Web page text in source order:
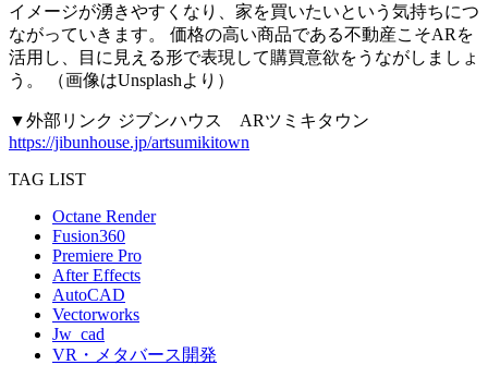
イメージが湧きやすくなり、家を買いたいという気持ちにつ
ながっていきます。 価格の高い商品である不動産こそARを
活用し、目に見える形で表現して購買意欲をうながしましょ
う。 （画像はUnsplashより）
▼外部リンク ジブンハウス ARツミキタウン
https://jibunhouse.jp/artsumikitown
TAG LIST
Octane Render
Fusion360
Premiere Pro
After Effects
AutoCAD
Vectorworks
Jw_cad
VR・メタバース開発